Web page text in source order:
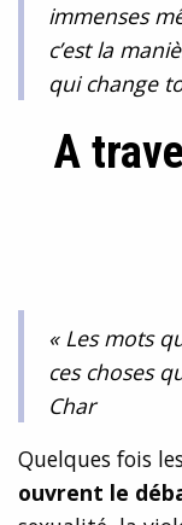
immenses
c’est la
qui change
A
« Les mots
ces choses
Char
Quelques fois
ouvrent le